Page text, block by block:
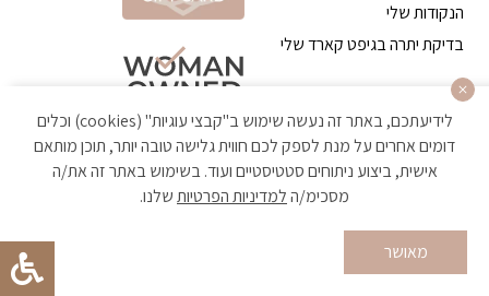
הנקודות שלי
בדיקת יתרה בגיפט קארד שלי
הקניה באתר מאובטחת ועומדת בתקן האבטחה הגבוה ביותר
לידיעתכם, באתר זה נעשה שימוש ב"קבצי עוגיות" (cookies) וכלים
דומים אחרים על מנת לספק לכם חווית גלישה טובה יותר, תוכן מותאם
אישית, ביצוע ניתוחים סטטיסטיים ועוד. בשימוש באתר זה את/ה
מסכימ/הלמדיניות הפרטיותשלנו.
מאושר